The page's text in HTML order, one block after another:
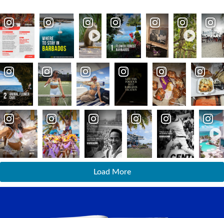
Load More